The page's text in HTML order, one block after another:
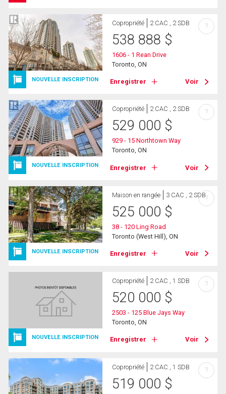
NOUVELLE INSCRIPTION
Copropriété 2 CAC , 2 SDB
538 888 $
1606 - 1 Rean Drive
Toronto, ON
Enregistrer Voir
?
NOUVELLE INSCRIPTION
Copropriété 2 CAC , 2 SDB
529 000 $
929 - 15 Northtown Way
Toronto, ON
Enregistrer Voir
?
NOUVELLE INSCRIPTION
Maison en rangée 3 CAC , 2 SDB
525 000 $
38 - 120 Ling Road
Toronto (West Hill), ON
Enregistrer Voir
?
NOUVELLE INSCRIPTION
Copropriété 2 CAC , 1 SDB
520 000 $
2503 - 125 Blue Jays Way
Toronto, ON
Enregistrer Voir
?
Copropriété 2 CAC , 1 SDB
519 000 $
?